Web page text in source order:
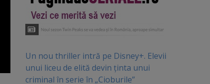
Un nou thriller intră pe Disney+. Elevii
unui liceu de elită devin ținta unui
criminal în serie în „Cioburile”